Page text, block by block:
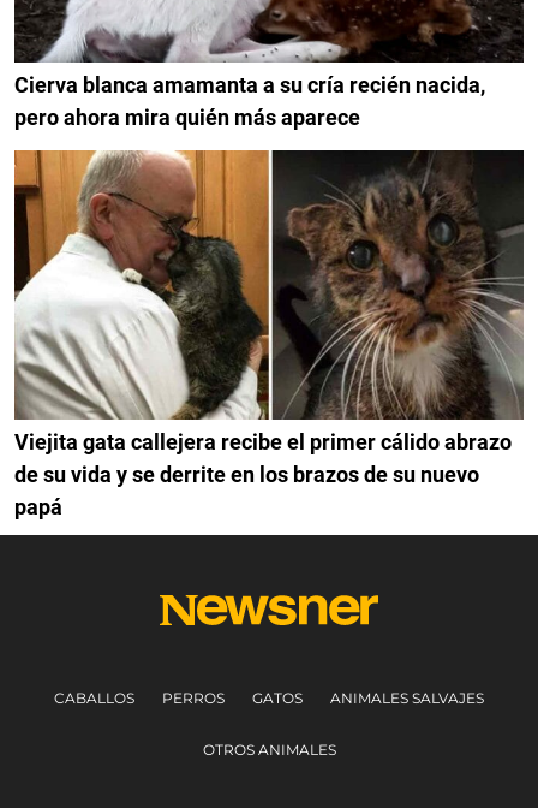
Cierva blanca amamanta a su cría recién nacida,
pero ahora mira quién más aparece
Viejita gata callejera recibe el primer cálido abrazo
de su vida y se derrite en los brazos de su nuevo
papá
CABALLOS PERROS GATOS ANIMALES SALVAJES
OTROS ANIMALES